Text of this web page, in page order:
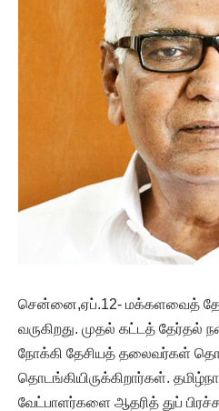
சென்னை,ஏப்.12- மக்களவைத்
வருகிறது. முதல் கட்டத் தேர்தல்
நோக்கி தேசியத் தலைவர்கள்
தொடங்கியிருக்கிறார்கள்.
வேட்பாளர்களை ஆதரித் துப்